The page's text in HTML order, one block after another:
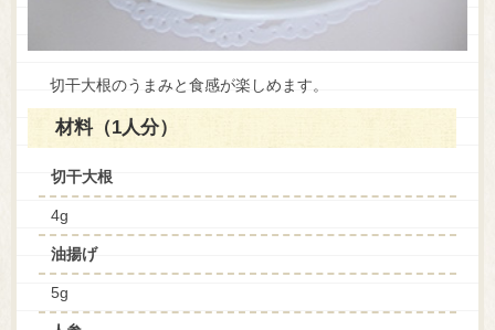
切干大根のうまみと食感が楽しめます。
材料（1人分）
切干大根
4g
油揚げ
5g